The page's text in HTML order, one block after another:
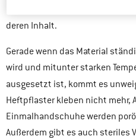
deren Inhalt.
Gerade wenn das Material
wird und mitunter starken
ausgesetzt ist, kommt es
Heftpflaster kleben nicht mehr,
Einmalhandschuhe werden
Außerdem gibt es auch steriles